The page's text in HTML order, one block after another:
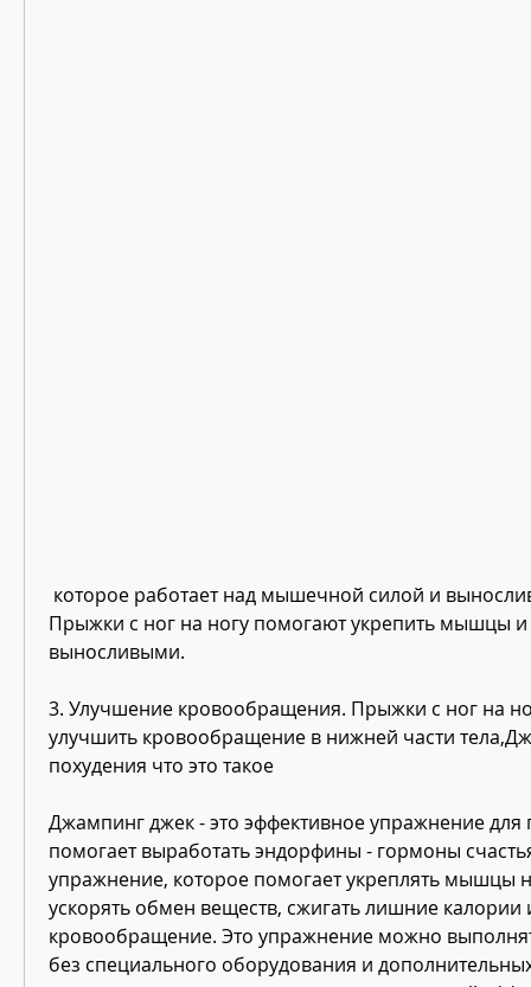
Прыжки с ног на ногу помогают укрепить мышцы и
выносливыми.
3. Улучшение кровообращения. Прыжки с ног на
улучшить кровообращение в нижней части
похудения что это такое
Джампинг джек - это эффективное упражнение для
помогает выработать эндорфины - гормоны
упражнение, которое помогает укреплять мышцы
ускорять обмен веществ, сжигать лишние калории
кровообращение. Это упражнение можно
без специального оборудования и